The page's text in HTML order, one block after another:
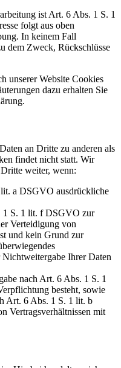
ist Art. 6 Abs. 1 S. 1
folgt aus oben
In keinem Fall
dem Zweck, Rückschlüsse
unserer Website Cookies
dazu erhalten Sie
an Dritte zu anderen als
findet nicht statt. Wir
weiter, wenn:
a DSGVO ausdrückliche
1 S. 1 lit. f DSGVO zur
Verteidigung von
und kein Grund zur
Nichtweitergabe Ihrer Daten
nach Art. 6 Abs. 1 S. 1
besteht, sowie
Art. 6 Abs. 1 S. 1 lit. b
Vertragsverhältnissen mit